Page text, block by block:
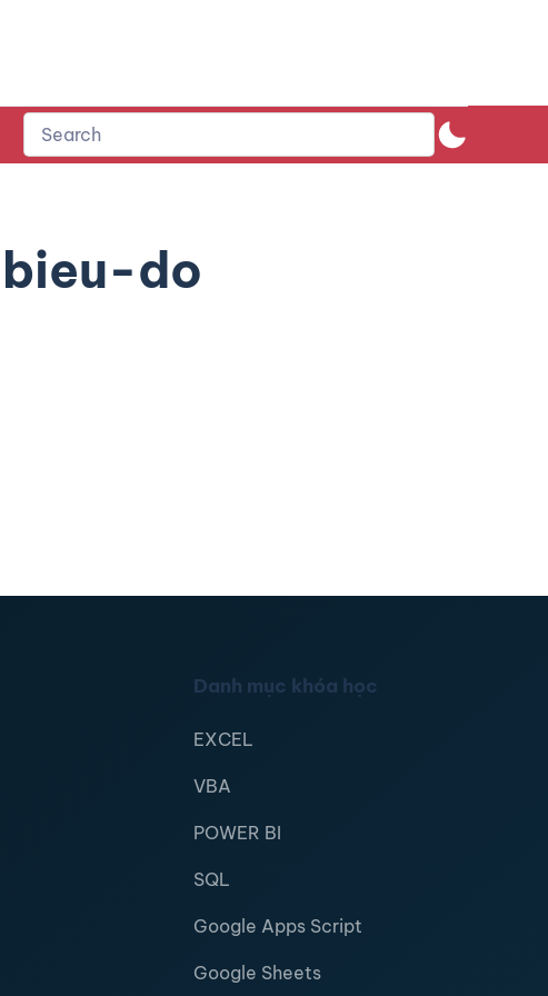
do
Danh mục khóa học
EXCEL
VBA
POWER BI
SQL
Google Apps Script
Google Sheets